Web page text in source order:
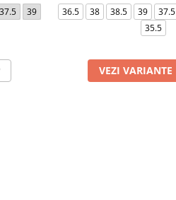
37.5 39 36.5 38 38.5 39 37.5
35.5
VEZI VARIANTE